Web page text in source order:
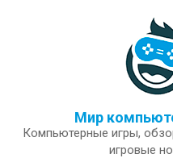
Мир
Компьютерные игры,
игровые